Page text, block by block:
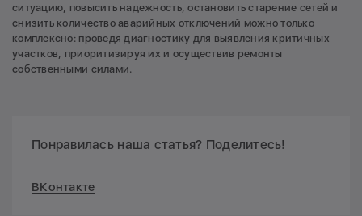
ситуацию, повысить надежность, остановить старение сетей и
снизить количество аварийных отключений можно только
комплексно: проведя диагностику для выявления критичных
участков, приоритизируя их и осуществив ремонты
собственными силами.
Понравилась наша статья? Поделитесь!
ВКонтакте